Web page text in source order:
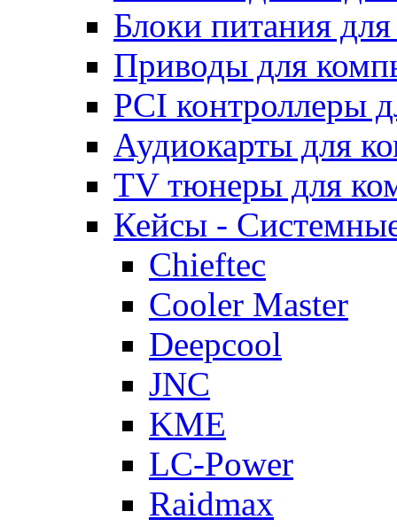
Блоки питания
Приводы для
PCI контроллеры
Аудиокарты для
TV тюнеры для
Кейсы -
Chieftec
Cooler Master
Deepcool
JNC
KME
LC-Power
Raidmax